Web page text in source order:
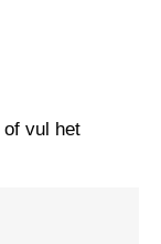
of vul het